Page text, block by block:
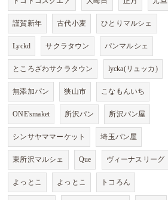
謹賀新年 古代小麦 ひとりマルシェ
Lyckd サクラタウン パンマルシェ
ところざわサクラタウン lycka(リュッカ)
無添加パン 狭山市 こなもんいち
ONE'smaket 所沢パン 所沢パン屋
シンサヤママーケット 埼玉パン屋
東所沢マルシェ Que ヴィーナスリーグ
よっとこ よっとこ トコろん